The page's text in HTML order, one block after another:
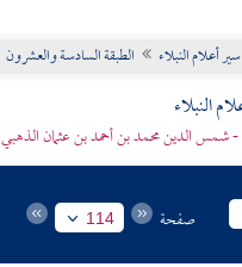
سير أعلام النبلاء الطبقة السادسة والعشرون
النبلاء
شمس الدين محمد بن أحمد بن عثمان الذهبي
صفحة 114